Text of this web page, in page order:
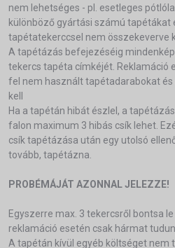
nem lehetséges - pl. esetleges
különböző gyártási számú tapétákat
tapétatekerccsel nem összekeverve
A tapétázás befejezéséig
tekercs tapéta címkéjét. Reklamáció
fel nem használt tapétadarabokat és
kell
Ha a tapétán hibát észlel, a
falon maximum 3 hibás csík lehet.
csík tapétázása után egy utolsó
tovább, tapétázna.
PROBÉMÁJÁT AZONNAL JELEZZE!
Egyszerre max. 3 tekercsről bontsa
reklamáció esetén csak hármat
A tapétán kívül egyéb költséget nem